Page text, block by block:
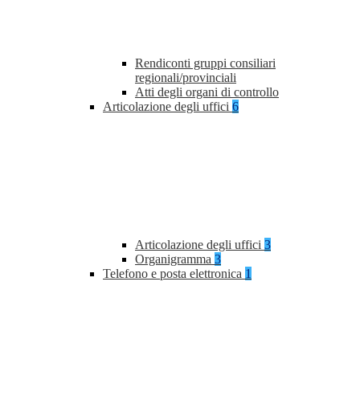
Rendiconti gruppi consiliari
regionali/provinciali
Atti degli organi di controllo
Articolazione degli uffici 6
Articolazione degli uffici 3
Organigramma 3
Telefono e posta elettronica 1